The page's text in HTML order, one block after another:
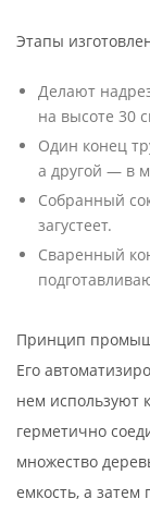
Этапы
Делают
на высоте 30
Один конец
а другой — в
Собранный
загустеет.
Сваренный
Принцип
Его
нем используют
герметично
множество
емкость, а